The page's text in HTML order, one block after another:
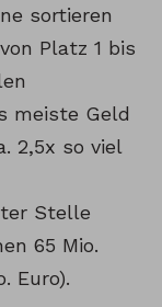
sortieren
Platz 1 bis
meiste Geld
2,5x so viel
Stelle
65 Mio.
Euro).